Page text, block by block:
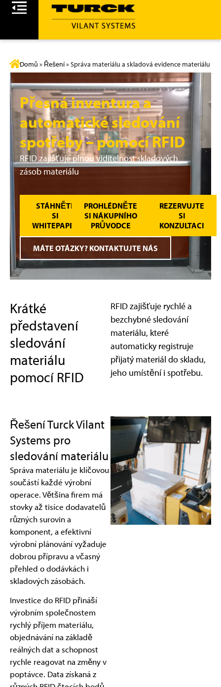
Domů » Řešení»Správa materiálu a skladová evidence materiálu
Přesná inventura a
automatické sledování
spotřeby – pomocí RFID
RFID zajišťuje plnou viditelnost skladových
zásob materiálu
STÁHNĚTE
SI
WHITEPAPER
PROHLÉDNĚTE
SI NÁKUPNÍHO
PRŮVODCE
REZERVUJTE
SI
KONZULTACI
MÁTE OTÁZKY? KONTAKTUJTE NÁS
Krátké
představení
sledování
materiálu
pomocí RFID
RFID zajišťuje rychlé a
bezchybné sledování
materiálu, které
automaticky registruje
přijatý materiál do skladu,
jeho umístění i spotřebu.
Řešení Turck Vilant
Systems pro
sledování materiálu
Správa materiálu je klíčovou
součástí každé výrobní
operace. Většina firem má
stovky až tisíce dodavatelů
různých surovin a
komponent, a efektivní
výrobní plánování vyžaduje
dobrou přípravu a včasný
přehled o dodávkách i
skladových zásobách.
Investice do RFID přináší
výrobním společnostem
rychlý příjem materiálu,
objednávání na základě
reálných dat a schopnost
rychle reagovat na změny v
poptávce. Data získaná z